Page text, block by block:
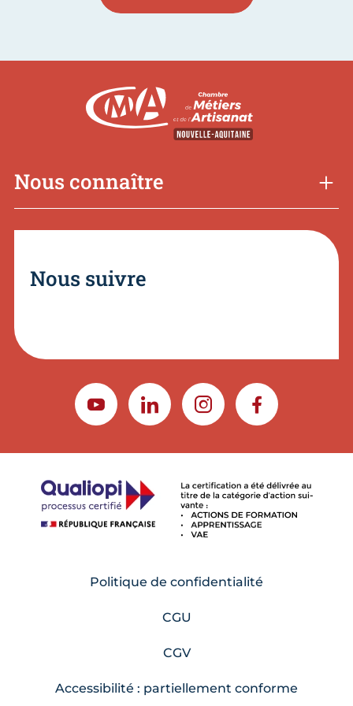
Nous connaître
Nous suivre
YOUTUBELINKEDININSTAGRAMFACEBOOK
Politique de confidentialité
CGU
CGV
Accessibilité : partiellement conforme